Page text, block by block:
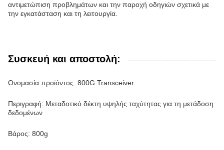
αντιμετώπιση προβλημάτων και την παροχή οδηγιών σχετικά με
την εγκατάσταση και τη λειτουργία.
Συσκευή και αποστολή:
Ονομασία προϊόντος: 800G Transceiver
Περιγραφή: Μεταδοτικό δέκτη υψηλής ταχύτητας για τη μετάδοση
δεδομένων
Βάρος: 800g